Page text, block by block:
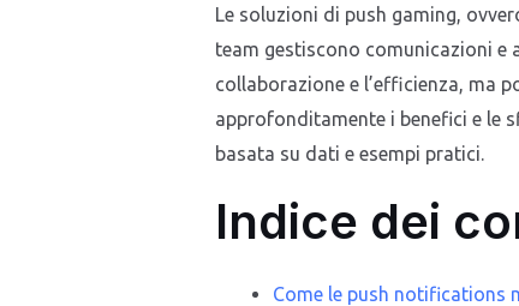
Le soluzioni di push gaming,
team gestiscono comunicazioni
collaborazione e l’efficienza, ma
approfonditamente i benefici e le
basata su dati e esempi pratici.
Indice dei
Come le push notifications